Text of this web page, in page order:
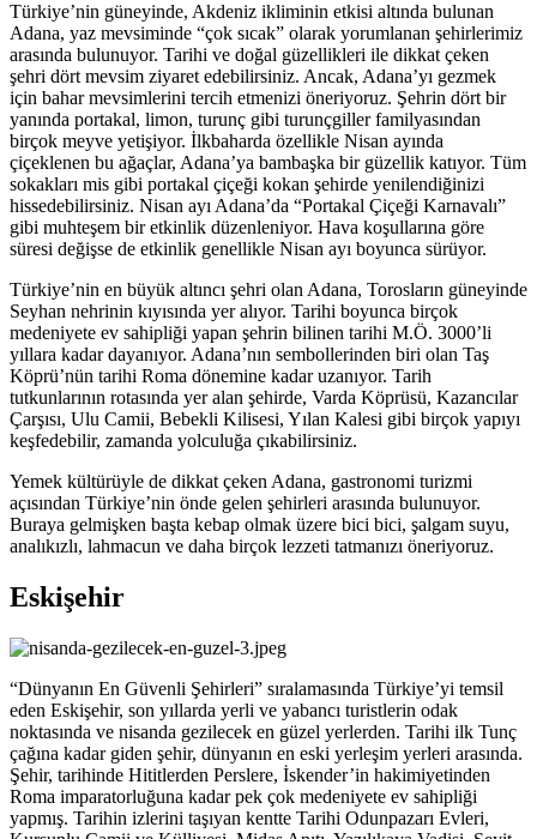
Türkiye’nin güneyinde, Akdeniz ikliminin etkisi altında bulunan
Adana, yaz mevsiminde “çok sıcak” olarak yorumlanan şehirlerimiz
arasında bulunuyor. Tarihi ve doğal güzellikleri ile dikkat çeken
şehri dört mevsim ziyaret edebilirsiniz. Ancak, Adana’yı gezmek
için bahar mevsimlerini tercih etmenizi öneriyoruz. Şehrin dört bir
yanında portakal, limon, turunç gibi turunçgiller familyasından
birçok meyve yetişiyor. İlkbaharda özellikle Nisan ayında
çiçeklenen bu ağaçlar, Adana’ya bambaşka bir güzellik katıyor. Tüm
sokakları mis gibi portakal çiçeği kokan şehirde yenilendiğinizi
hissedebilirsiniz. Nisan ayı Adana’da “Portakal Çiçeği Karnavalı”
gibi muhteşem bir etkinlik düzenleniyor. Hava koşullarına göre
süresi değişse de etkinlik genellikle Nisan ayı boyunca sürüyor.
Türkiye’nin en büyük altıncı şehri olan Adana, Torosların güneyinde
Seyhan nehrinin kıyısında yer alıyor. Tarihi boyunca birçok
medeniyete ev sahipliği yapan şehrin bilinen tarihi M.Ö. 3000’li
yıllara kadar dayanıyor. Adana’nın sembollerinden biri olan Taş
Köprü’nün tarihi Roma dönemine kadar uzanıyor. Tarih
tutkunlarının rotasında yer alan şehirde, Varda Köprüsü, Kazancılar
Çarşısı, Ulu Camii, Bebekli Kilisesi, Yılan Kalesi gibi birçok yapıyı
keşfedebilir, zamanda yolculuğa çıkabilirsiniz.
Yemek kültürüyle de dikkat çeken Adana, gastronomi turizmi
açısından Türkiye’nin önde gelen şehirleri arasında bulunuyor.
Buraya gelmişken başta kebap olmak üzere bici bici, şalgam suyu,
analıkızlı, lahmacun ve daha birçok lezzeti tatmanızı öneriyoruz.
Eskişehir
“Dünyanın En Güvenli Şehirleri” sıralamasında Türkiye’yi temsil
eden Eskişehir, son yıllarda yerli ve yabancı turistlerin odak
noktasında ve nisanda gezilecek en güzel yerlerden. Tarihi ilk Tunç
çağına kadar giden şehir, dünyanın en eski yerleşim yerleri arasında.
Şehir, tarihinde Hititlerden Perslere, İskender’in hakimiyetinden
Roma imparatorluğuna kadar pek çok medeniyete ev sahipliği
yapmış. Tarihin izlerini taşıyan kentte Tarihi Odunpazarı Evleri,